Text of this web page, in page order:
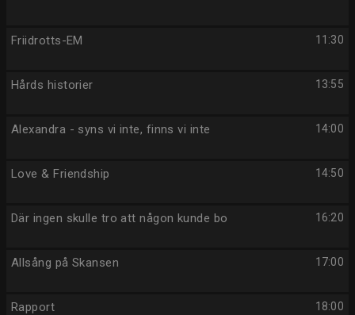
11:30
Friidrotts-EM
13:55
Hårds historier
14:00
Alexandra - syns vi inte, finns vi inte
14:50
Love & Friendship
16:20
Där ingen skulle tro att någon kunde bo
17:00
Allsång på Skansen
18:00
Rapport